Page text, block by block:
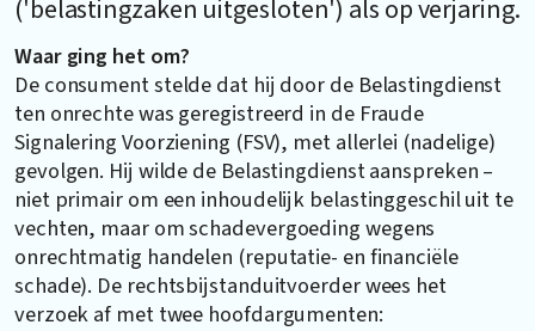
('belastingzaken uitgesloten') als op verjaring.
Waar ging het om?
De consument stelde dat hij door de Belastingdienst
ten onrechte was geregistreerd in de Fraude
Signalering Voorziening (FSV), met allerlei (nadelige)
gevolgen. Hij wilde de Belastingdienst aanspreken –
niet primair om een inhoudelijk belastinggeschil uit te
vechten, maar om schadevergoeding wegens
onrechtmatig handelen (reputatie- en financiële
schade). De rechtsbijstanduitvoerder wees het
verzoek af met twee hoofdargumenten: